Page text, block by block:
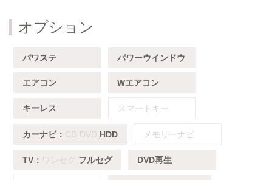
オプション
パワステ パワーウインドウ
エアコン Wエアコン
キーレス スマートキー
カーナビ： CD DVD HDD メモリーナビ
TV： ワンセグ フルセグ DVD再生